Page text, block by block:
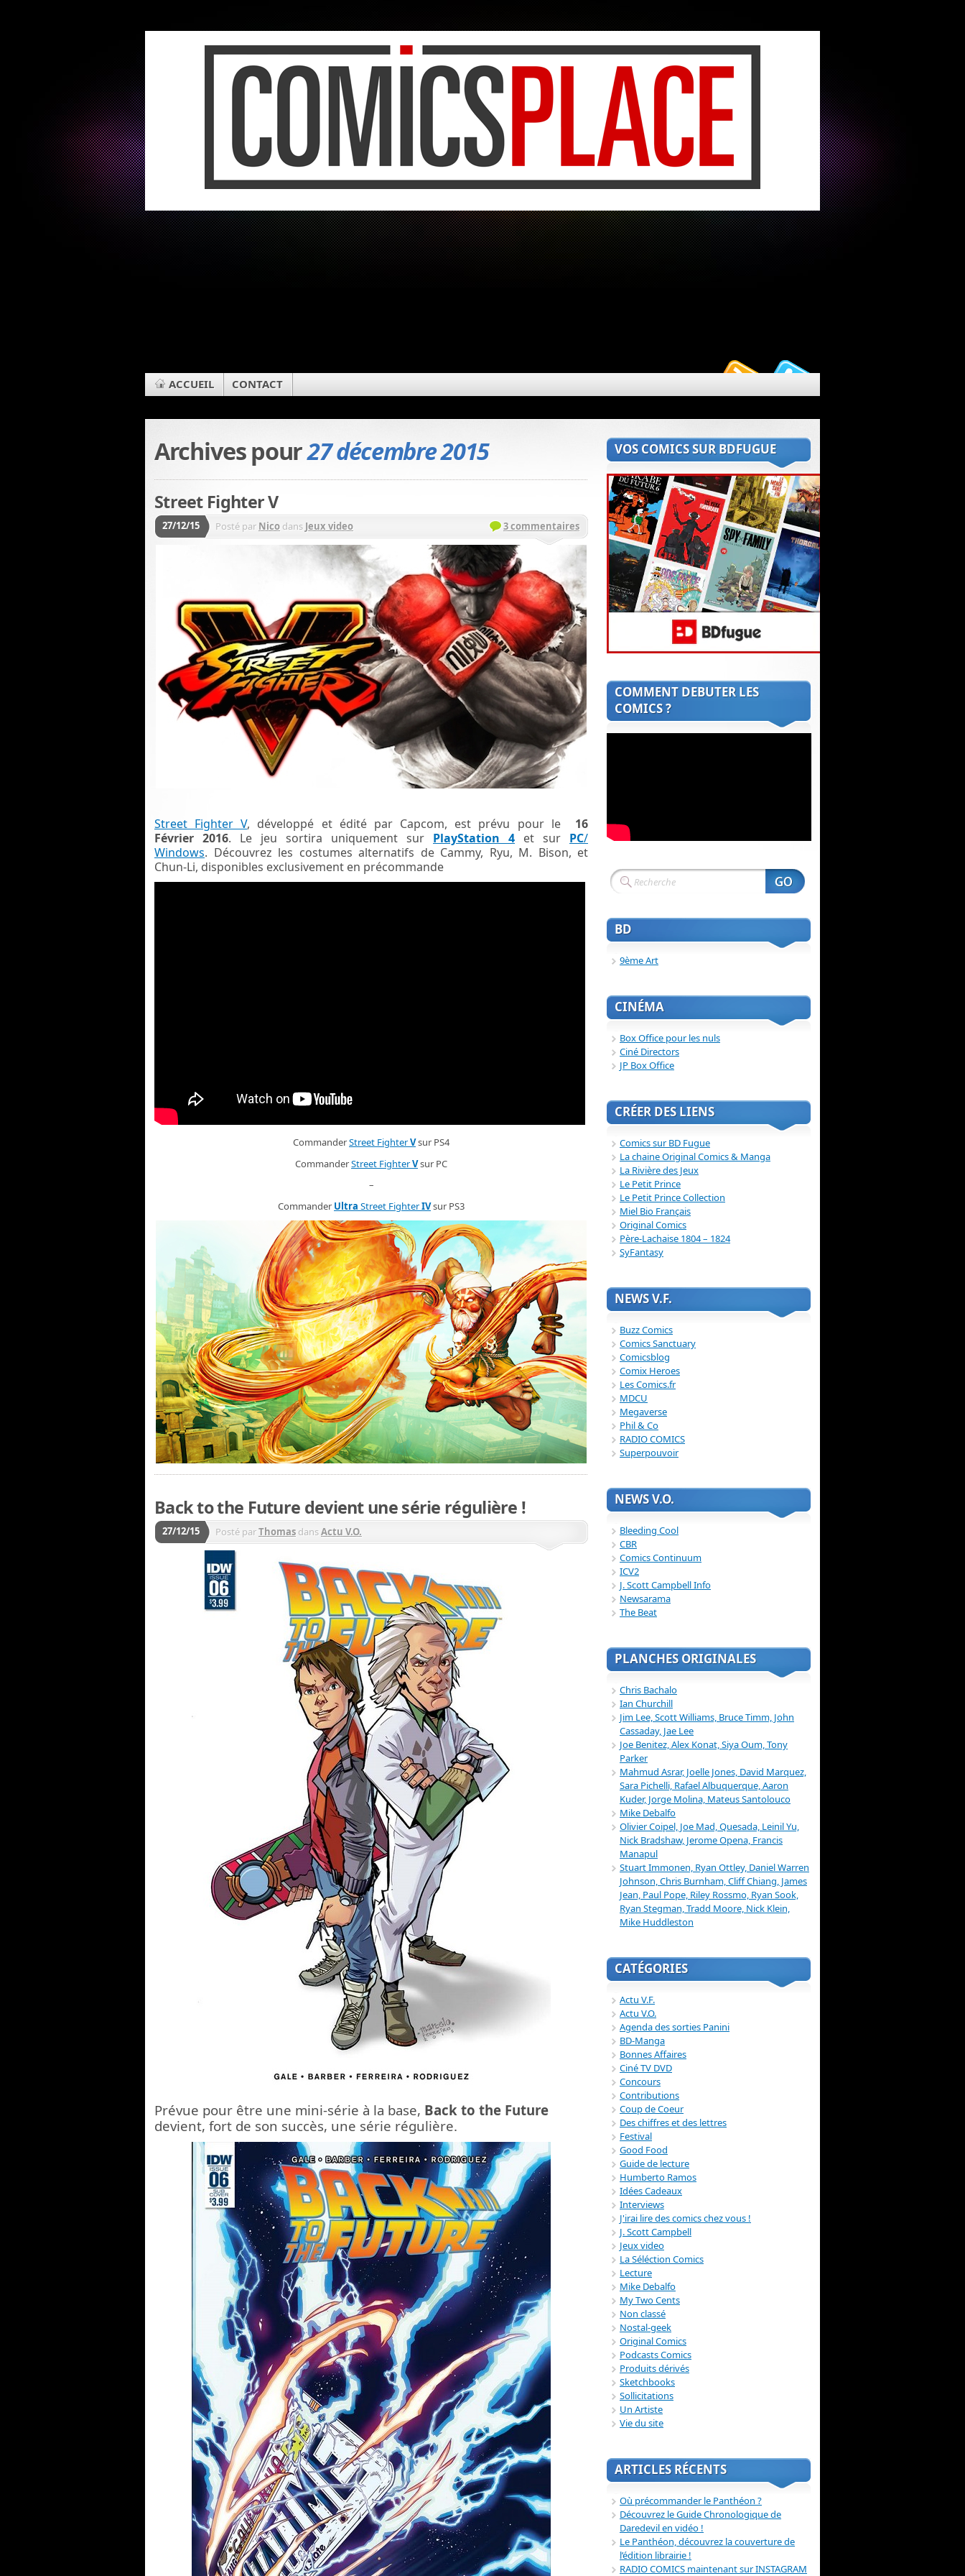
ACCUEIL CONTACT
Archives pour27 décembre 2015
Street Fighter V
27/12/15 Posté par Nico dans Jeux video 3 commentaires
Street Fighter V, développé et édité par Capcom, est prévu pour le 16
Février 2016. Le jeu sortira uniquement sur PlayStation 4 et sur PC/
Windows. Découvrez les costumes alternatifs de Cammy, Ryu, M. Bison, et
Chun-Li, disponibles exclusivement en précommande
CommanderStreet FighterVsur PS4
CommanderStreet FighterVsur PC
–
Commander Ultra Street FighterIVsur PS3
Back to the Future devient une série régulière !
27/12/15 Posté parThomas dansActu V.O.
Prévue pour être une mini-série à la base, Back to the Future
devient, fort de son succès, une série régulière.
VOS COMICS SUR BDFUGUE
COMMENT DEBUTER LES
COMICS ?
BD
9ème Art
CINÉMA
Box Office pour les nuls
Ciné Directors
JP Box Office
CRÉER DES LIENS
Comics sur BD Fugue
La chaine Original Comics & Manga
La Rivière des Jeux
Le Petit Prince
Le Petit Prince Collection
Miel Bio Français
Original Comics
Père-Lachaise 1804 – 1824
SyFantasy
NEWS V.F.
Buzz Comics
Comics Sanctuary
Comicsblog
Comix Heroes
Les Comics.fr
MDCU
Megaverse
Phil & Co
RADIO COMICS
Superpouvoir
NEWS V.O.
Bleeding Cool
CBR
Comics Continuum
ICV2
J. Scott Campbell Info
Newsarama
The Beat
PLANCHES ORIGINALES
Chris Bachalo
Ian Churchill
Jim Lee, Scott Williams, Bruce Timm, John
Cassaday, Jae Lee
Joe Benitez, Alex Konat, Siya Oum, Tony
Parker
Mahmud Asrar, Joelle Jones, David Marquez,
Sara Pichelli, Rafael Albuquerque, Aaron
Kuder, Jorge Molina, Mateus Santolouco
Mike Debalfo
Olivier Coipel, Joe Mad, Quesada, Leinil Yu,
Nick Bradshaw, Jerome Opena, Francis
Manapul
Stuart Immonen, Ryan Ottley, Daniel Warren
Johnson, Chris Burnham, Cliff Chiang, James
Jean, Paul Pope, Riley Rossmo, Ryan Sook,
Ryan Stegman, Tradd Moore, Nick Klein,
Mike Huddleston
CATÉGORIES
Actu V.F.
Actu V.O.
Agenda des sorties Panini
BD-Manga
Bonnes Affaires
Ciné TV DVD
Concours
Contributions
Coup de Coeur
Des chiffres et des lettres
Festival
Good Food
Guide de lecture
Humberto Ramos
Idées Cadeaux
Interviews
J'irai lire des comics chez vous !
J. Scott Campbell
Jeux video
La Séléction Comics
Lecture
Mike Debalfo
My Two Cents
Non classé
Nostal-geek
Original Comics
Podcasts Comics
Produits dérivés
Sketchbooks
Sollicitations
Un Artiste
Vie du site
ARTICLES RÉCENTS
Où précommander le Panthéon ?
Découvrez le Guide Chronologique de
Daredevil en vidéo !
Le Panthéon, découvrez la couverture de
l’édition librairie !
RADIO COMICS maintenant sur INSTAGRAM